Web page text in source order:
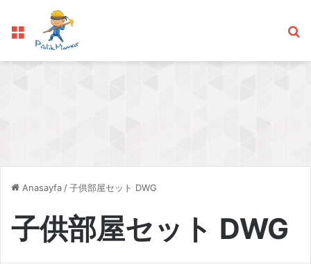
Menü
Anasayfa /子供部屋セット DWG
子供部屋セット DWG